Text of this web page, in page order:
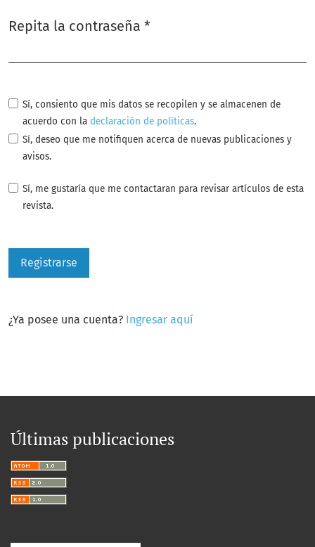
Repita la contraseña *
Sí, consiento que mis datos se recopilen y se almacenen de
acuerdo con la declaración de políticas.
Sí, deseo que me notifiquen acerca de nuevas publicaciones y
avisos.
Sí, me gustaría que me contactaran para revisar artículos de esta
revista.
Registrarse
¿Ya posee una cuenta? Ingresar aquí
Últimas publicaciones